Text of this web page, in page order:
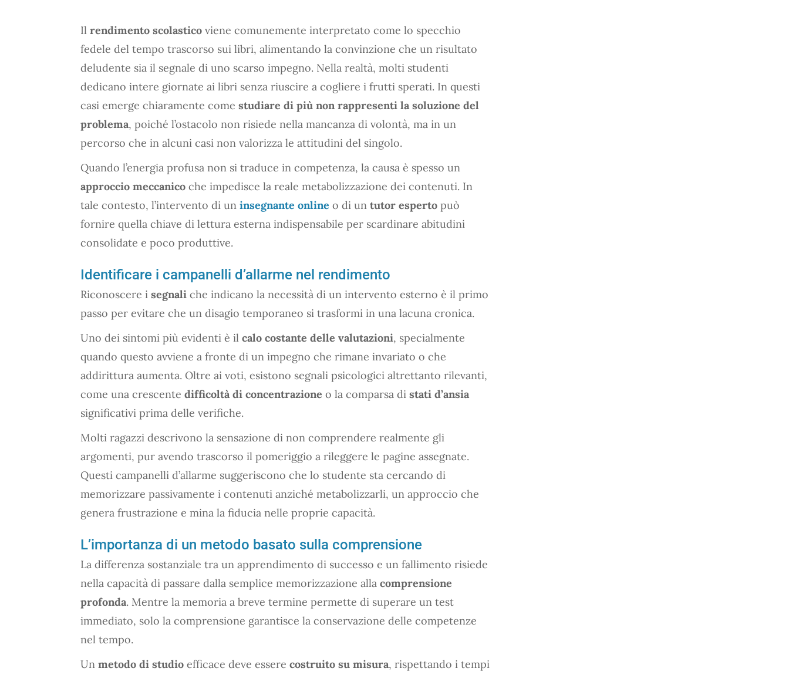
Il rendimento scolastico viene comunemente interpretato come lo specchio
fedele del tempo trascorso sui libri, alimentando la convinzione che un risultato
deludente sia il segnale di uno scarso impegno. Nella realtà, molti studenti
dedicano intere giornate ai libri senza riuscire a cogliere i frutti sperati. In questi
casi emerge chiaramente come studiare di più non rappresenti la soluzione del
problema, poiché l’ostacolo non risiede nella mancanza di volontà, ma in un
percorso che in alcuni casi non valorizza le attitudini del singolo.
Quando l’energia profusa non si traduce in competenza, la causa è spesso un
approccio meccanico che impedisce la reale metabolizzazione dei contenuti. In
tale contesto, l’intervento di un insegnante online o di un tutor esperto può
fornire quella chiave di lettura esterna indispensabile per scardinare abitudini
consolidate e poco produttive.
Identificare i campanelli d’allarme nel rendimento
Riconoscere i segnali che indicano la necessità di un intervento esterno è il primo
passo per evitare che un disagio temporaneo si trasformi in una lacuna cronica.
Uno dei sintomi più evidenti è il calo costante delle valutazioni, specialmente
quando questo avviene a fronte di un impegno che rimane invariato o che
addirittura aumenta. Oltre ai voti, esistono segnali psicologici altrettanto rilevanti,
come una crescente difficoltà di concentrazione o la comparsa di stati d’ansia
significativi prima delle verifiche.
Molti ragazzi descrivono la sensazione di non comprendere realmente gli
argomenti, pur avendo trascorso il pomeriggio a rileggere le pagine assegnate.
Questi campanelli d’allarme suggeriscono che lo studente sta cercando di
memorizzare passivamente i contenuti anziché metabolizzarli, un approccio che
genera frustrazione e mina la fiducia nelle proprie capacità.
L’importanza di un metodo basato sulla comprensione
La differenza sostanziale tra un apprendimento di successo e un fallimento risiede
nella capacità di passare dalla semplice memorizzazione alla comprensione
profonda. Mentre la memoria a breve termine permette di superare un test
immediato, solo la comprensione garantisce la conservazione delle competenze
nel tempo.
Un metodo di studio efficace deve essere costruito su misura, rispettando i tempi